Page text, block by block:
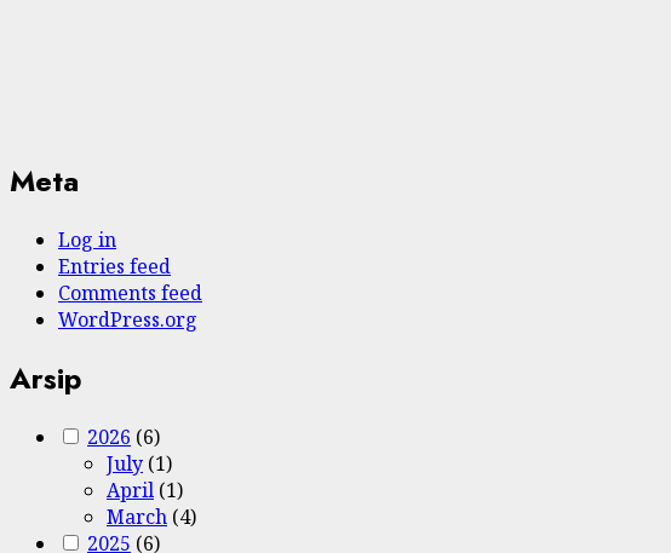
Meta
Log in
Entries feed
Comments feed
WordPress.org
Arsip
2026 (6)
July (1)
April (1)
March (4)
2025 (6)